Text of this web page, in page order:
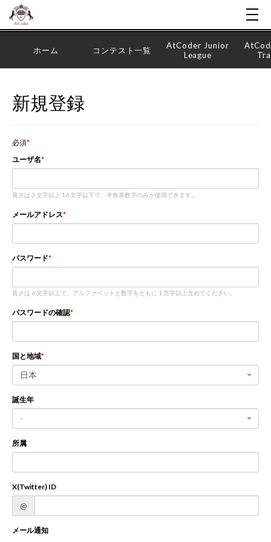
ホーム コンテスト一覧
AtCoder Junior
League
新規登録
必須
ユーザ名
長さは 3 文字以上 16 文字以下で、半角英数字のみが使用できます。
メールアドレス
パスワード
長さは 6 文字以上で、アルファベットと数字をともに 1 文字以上含めてください。
パスワードの確認
国と地域
日本
誕生年
-
所属
X(Twitter) ID
@
メール通知